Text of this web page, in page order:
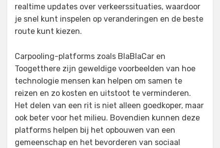
realtime updates over verkeerssituaties, waardoor
je snel kunt inspelen op veranderingen en de beste
route kunt kiezen.
Carpooling-platforms zoals BlaBlaCar en
Toogetthere zijn geweldige voorbeelden van hoe
technologie mensen kan helpen om samen te
reizen en zo kosten en uitstoot te verminderen.
Het delen van een rit is niet alleen goedkoper, maar
ook beter voor het milieu. Bovendien kunnen deze
platforms helpen bij het opbouwen van een
gemeenschap en het bevorderen van sociaal